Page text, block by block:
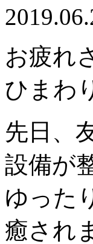
お疲れ
ひまわ
先日、
設備が
ゆった
癒され